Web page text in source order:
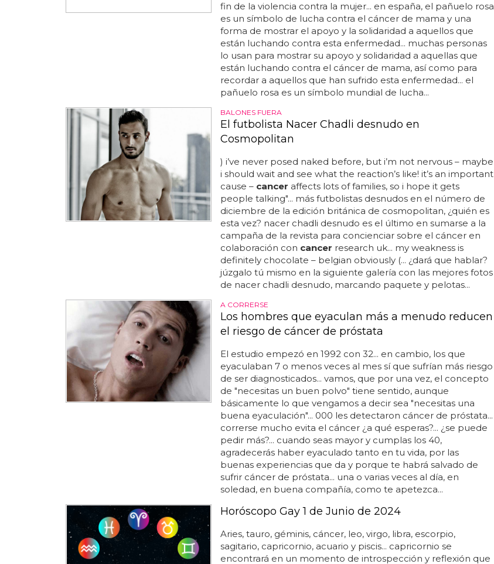
fin de la violencia contra la mujer... en españa, el pañuelo rosa
es un símbolo de lucha contra el cáncer de mama y una
forma de mostrar el apoyo y la solidaridad a aquellos que
están luchando contra esta enfermedad... muchas personas
lo usan para mostrar su apoyo y solidaridad a aquellas que
están luchando contra el cáncer de mama, así como para
recordar a aquellos que han sufrido esta enfermedad... el
pañuelo rosa es un símbolo mundial de lucha...
BALONES FUERA
El futbolista Nacer Chadli desnudo en
Cosmopolitan
) i’ve never posed naked before, but i’m not nervous – maybe
i should wait and see what the reaction’s like! it’s an important
cause – cancer affects lots of families, so i hope it gets
people talking"... más futbolistas desnudos en el número de
diciembre de la edición británica de cosmopolitan, ¿quién es
esta vez? nacer chadli desnudo es el último en sumarse a la
campaña de la revista para concienciar sobre el cáncer en
colaboración con cancer research uk... my weakness is
definitely chocolate – belgian obviously (... ¿dará que hablar?
júzgalo tú mismo en la siguiente galería con las mejores fotos
de nacer chadli desnudo, marcando paquete y pelotas...
A CORRERSE
Los hombres que eyaculan más a menudo reducen
el riesgo de cáncer de próstata
El estudio empezó en 1992 con 32... en cambio, los que
eyaculaban 7 o menos veces al mes sí que sufrían más riesgo
de ser diagnosticados... vamos, que por una vez, el concepto
de "necesitas un buen polvo" tiene sentido, aunque
básicamente lo que vengamos a decir sea "necesitas una
buena eyaculación"... 000 les detectaron cáncer de próstata...
correrse mucho evita el cáncer ¿a qué esperas?... ¿se puede
pedir más?... cuando seas mayor y cumplas los 40,
agradecerás haber eyaculado tanto en tu vida, por las
buenas experiencias que da y porque te habrá salvado de
sufrir cáncer de próstata... una o varias veces al día, en
soledad, en buena compañía, como te apetezca...
Horóscopo Gay 1 de Junio de 2024
Aries, tauro, géminis, cáncer, leo, virgo, libra, escorpio,
sagitario, capricornio, acuario y piscis... capricornio se
encontrará en un momento de introspección y reflexión que